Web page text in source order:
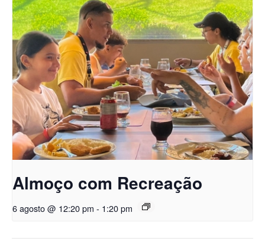
Almoço com Recreação
6 agosto @ 12:20 pm - 1:20 pm